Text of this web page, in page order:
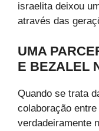
israelita deixou
através das
UMA
E BEZALEL
Quando se trata
colaboração
verdadeiramente